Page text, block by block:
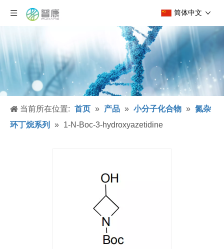
简体中文
当前所在位置: 首页 » 产品 » 小分子化合物 » 氮杂
环丁烷系列
» 1-N-Boc-3-hydroxyazetidine